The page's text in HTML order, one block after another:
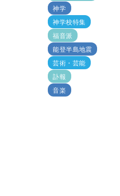
神学
神学校特集
福音派
能登半島地震
芸術・芸能
訃報
音楽